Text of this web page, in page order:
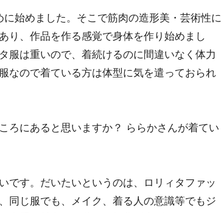
に始めました。そこで筋肉の造形美・芸術性に
り、作品を作る感覚で身体を作り始めまし
服は重いので、着続けるのに間違いなく体力
なので着ている方は体型に気を遣っておられ
にあると思いますか？ ららかさんが着てい
です。だいたいというのは、ロリィタファッ
同じ服でも、メイク、着る人の意識等でもジ